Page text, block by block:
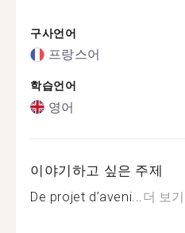
구사언어
프랑스어
학습언어
영어
이야기하고 싶은 주제
De projet d’aveni... 더 보기